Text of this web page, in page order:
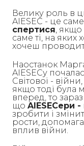
Велику роль в
AIESEC - це саме
спертися, якщо
саме ті, на яких
хочеш
Наостанок
AIESECу
Світової -
якщо тоді була
вперед, то
що AIESECери
зробити і
рости,
вплив війни.